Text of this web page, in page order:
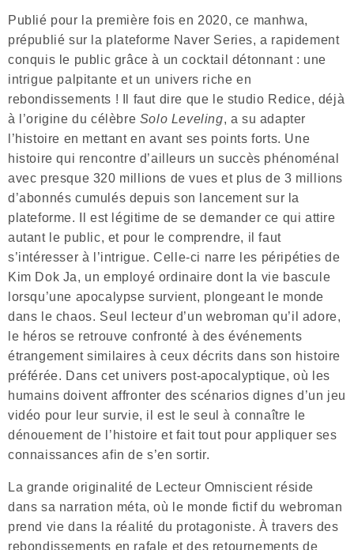
Publié pour la première fois en 2020, ce manhwa,
prépublié sur la plateforme Naver Series, a rapidement
conquis le public grâce à un cocktail détonnant : une
intrigue palpitante et un univers riche en
rebondissements ! Il faut dire que le studio Redice, déjà
à l’origine du célèbre Solo Leveling, a su adapter
l’histoire en mettant en avant ses points forts. Une
histoire qui rencontre d’ailleurs un succès phénoménal
avec presque 320 millions de vues et plus de 3 millions
d’abonnés cumulés depuis son lancement sur la
plateforme. Il est légitime de se demander ce qui attire
autant le public, et pour le comprendre, il faut
s’intéresser à l’intrigue. Celle-ci narre les péripéties de
Kim Dok Ja, un employé ordinaire dont la vie bascule
lorsqu’une apocalypse survient, plongeant le monde
dans le chaos. Seul lecteur d’un webroman qu’il adore,
le héros se retrouve confronté à des événements
étrangement similaires à ceux décrits dans son histoire
préférée. Dans cet univers post-apocalyptique, où les
humains doivent affronter des scénarios dignes d’un jeu
vidéo pour leur survie, il est le seul à connaître le
dénouement de l’histoire et fait tout pour appliquer ses
connaissances afin de s’en sortir.
La grande originalité de Lecteur Omniscient réside
dans sa narration méta, où le monde fictif du webroman
prend vie dans la réalité du protagoniste. À travers des
rebondissements en rafale et des retournements de